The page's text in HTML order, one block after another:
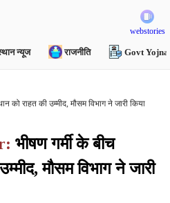
webstories
न्यूज राजनीति Govt Yojna
को राहत की उम्मीद, मौसम विभाग ने जारी किया
भीषण गर्मी के बीच
मौसम विभाग ने जारी